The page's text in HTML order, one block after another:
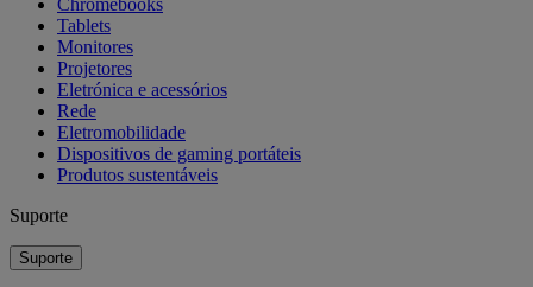
Chromebooks
Tablets
Monitores
Projetores
Eletrónica e acessórios
Rede
Eletromobilidade
Dispositivos de gaming portáteis
Produtos sustentáveis
Suporte
Suporte